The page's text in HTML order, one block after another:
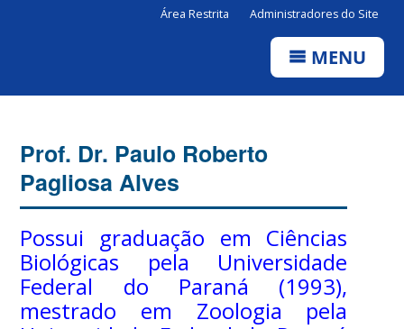
Área Restrita Administradores do Site
MENU
Prof. Dr. Paulo Roberto
Pagliosa Alves
Possui graduação em Ciências
Biológicas pela Universidade
Federal do Paraná (1993),
mestrado em Zoologia pela